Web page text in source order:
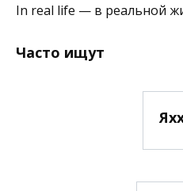
In real life — в реальной
Часто ищут